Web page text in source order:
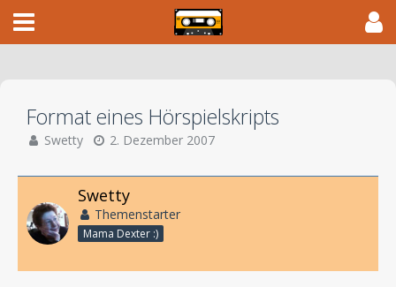
Format eines Hörspielskripts
Swetty 2. Dezember 2007
Swetty
Themenstarter
Mama Dexter :)